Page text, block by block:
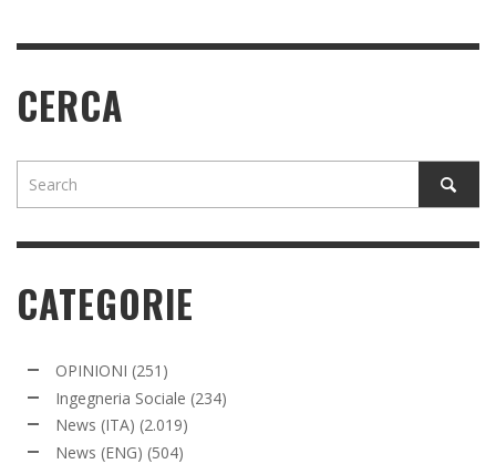
CERCA
CATEGORIE
OPINIONI (251)
Ingegneria Sociale (234)
News (ITA) (2.019)
News (ENG) (504)